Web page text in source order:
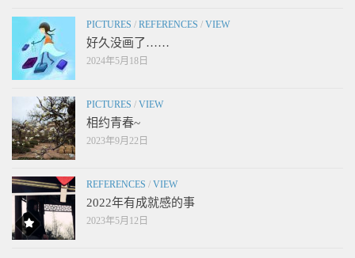
PICTURES / REFERENCES / VIEW
好久没画了……
2024年5月18日
PICTURES / VIEW
相约青春~
2023年9月22日
REFERENCES / VIEW
2022年有成就感的事
2023年5月12日